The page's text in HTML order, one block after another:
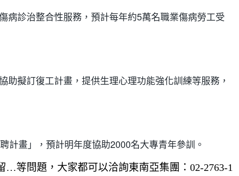
病診治整合性服務，預計每年約5萬名職業傷病勞工受
擬訂復工計畫，提供生理心理功能強化訓練等服務，
計畫」，預計明年度協助2000名大專青年參訓。
等問題，大家都可以洽詢東南亞集團：02-2763-1